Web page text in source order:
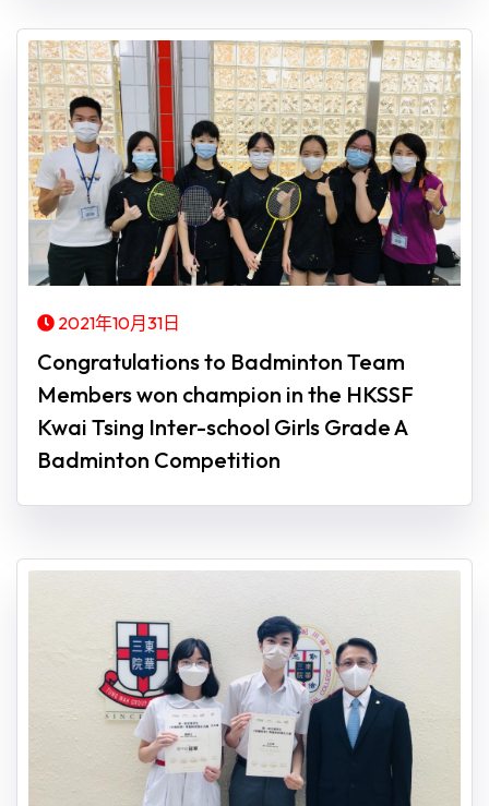
2021年10月31日
Congratulations to Badminton Team
Members won champion in the HKSSF
Kwai Tsing Inter-school Girls Grade A
Badminton Competition